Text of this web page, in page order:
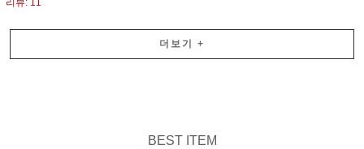
리뷰: 11
더보기 +
BEST ITEM